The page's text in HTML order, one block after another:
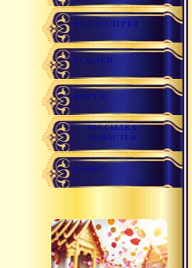
ФОТОГАЛЕРЕЯ
ССЫЛКИ
ФОРУМ
РАССЫЛКА
НОВОСТЕЙ
РАДИО